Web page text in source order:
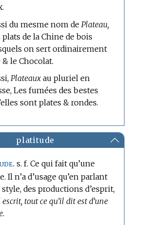
du mesme nom de Plateau,
de la Chine de bois
on sert ordinairement
& le Chocolat.
Plateaux au pluriel en
Les fumées des bestes
sont plates & rondes.
platitude
s. f. Ce qui fait qu’une
Il n’a d’usage qu’en parlant
des productions d’esprit,
escrit, tout ce qu’il dit est d’une